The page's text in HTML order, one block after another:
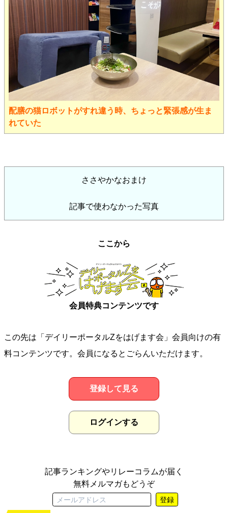
配膳の猫ロボットがすれ違う時、ちょっと緊張感が生ま
れていた
ささやかなおまけ
記事で使わなかった写真
ここから
会員特典コンテンツです
この先は「デイリーポータルZをはげます会」会員向けの有
料コンテンツです。会員になるとごらんいただけます。
登録して見る
ログインする
記事ランキングやリレーコラムが届く
無料メルマガもどうぞ
登録